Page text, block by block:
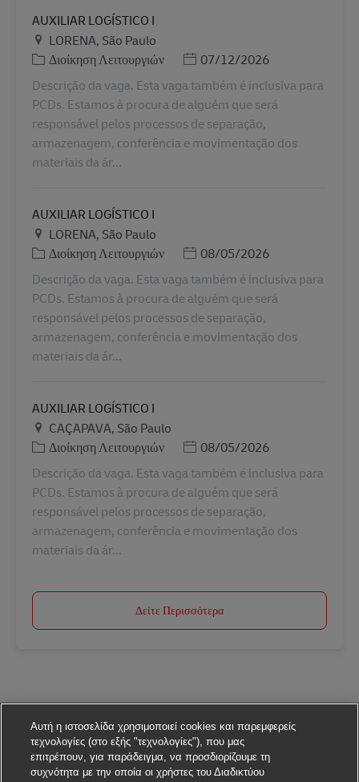
AUXILIAR LOGÍSTICO I
Τοποθεσία
LORENA, São Paulo
Κατηγορία
Διοίκηση Λειτουργιών Ημερομηνία Ανάρτησης
07/12/2026
Descrição da vaga. Esta vaga também é inclusiva para
PCDs. Estamos à procura de alguém que será
responsável pelos processos de separação,
armazenagem, conferência e movimentação dos
materiais da ár...
AUXILIAR LOGÍSTICO I
Τοποθεσία
LORENA, São Paulo
Κατηγορία
Διοίκηση Λειτουργιών Ημερομηνία Ανάρτησης
08/05/2026
Descrição da vaga. Esta vaga também é inclusiva para
PCDs. Estamos à procura de alguém que será
responsável pelos processos de separação,
armazenagem, conferência e movimentação dos
materiais da ár...
AUXILIAR LOGÍSTICO I
Τοποθεσία
CAÇAPAVA, São Paulo
Κατηγορία
Διοίκηση Λειτουργιών Ημερομηνία Ανάρτησης
08/05/2026
Descrição da vaga. Esta vaga também é inclusiva para
PCDs. Estamos à procura de alguém que será
responsável pelos processos de separação,
armazenagem, conferência e movimentação dos
materiais da ár...
Δείτε Περισσότερα
Αυτή η ιστοσελίδα χρησιμοποιεί cookies και παρεμφερείς
τεχνολογίες (στο εξής "τεχνολογίες"), που μας
επιτρέπουν, για παράδειγμα, να προσδιορίζουμε τη
συχνότητα με την οποία οι χρήστες του Διαδικτύου